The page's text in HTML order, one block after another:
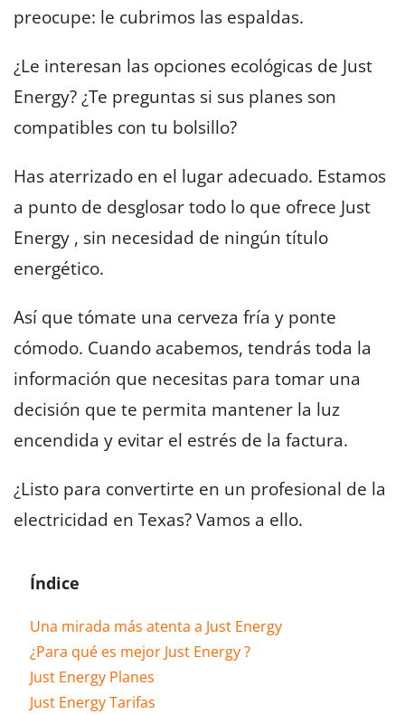
preocupe: le cubrimos las espaldas.
¿Le interesan las opciones ecológicas de Just
Energy? ¿Te preguntas si sus planes son
compatibles con tu bolsillo?
Has aterrizado en el lugar adecuado. Estamos
a punto de desglosar todo lo que ofrece Just
Energy , sin necesidad de ningún título
energético.
Así que tómate una cerveza fría y ponte
cómodo. Cuando acabemos, tendrás toda la
información que necesitas para tomar una
decisión que te permita mantener la luz
encendida y evitar el estrés de la factura.
¿Listo para convertirte en un profesional de la
electricidad en Texas? Vamos a ello.
Índice
Una mirada más atenta a Just Energy
¿Para qué es mejor Just Energy ?
Just Energy Planes
Just Energy Tarifas